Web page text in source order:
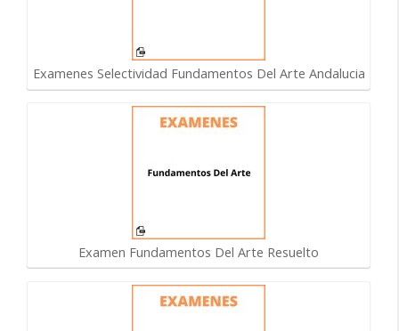
Examenes Selectividad Fundamentos Del Arte Andalucia
Examen Fundamentos Del Arte Resuelto